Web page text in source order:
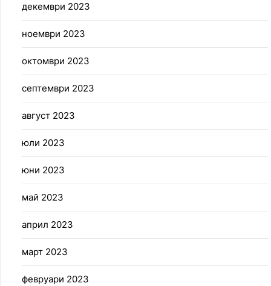
декември 2023
ноември 2023
октомври 2023
септември 2023
август 2023
юли 2023
юни 2023
май 2023
април 2023
март 2023
февруари 2023